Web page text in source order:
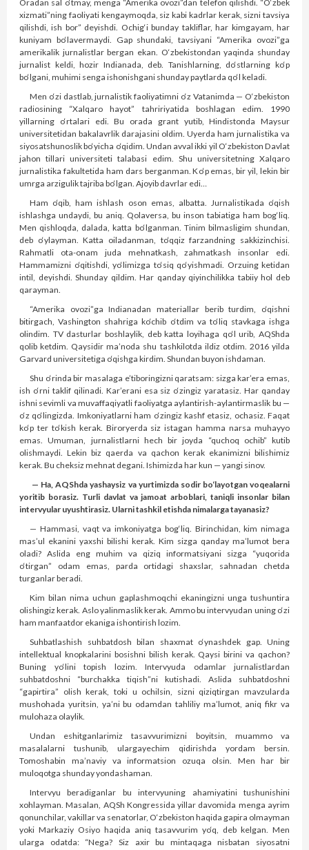
Oradan sal o‘tmay, menga “Amerika ovozi”dan telefon qilishdi. “O‘zbek
xizmati”ning fao­liyati kengaymoqda, siz kabi kadrlar kerak, sizni tavsiya
qilishdi, ish bor” deyishdi. Ochig‘i bunday takliflar, har kimgayam, har
kuniyam bo‘lavermaydi. Gap shundaki, tavsiyani “Amerika ovozi”ga
amerikalik jurnalistlar bergan ekan. O‘zbekistondan yaqinda shunday
jurnalist keldi, hozir Indianada, deb. Tanishlarning, do‘stlarning ko‘p
bo‘lgani, muhimi senga ishonishgani shunday paytlarda qo‘l keladi.
Men o‘zi dastlab, jurnalistik fao­liyatimni o‘z Vatanimda — O‘zbekis­ton
radiosining “Xalqaro hayot” tahririyatida boshlagan edim. 1990
yillarning o‘rtalari edi. Bu orada grant yutib, Hindistonda Maysur
universitetidan bakalavrlik darajasini oldim. Uyerda ham jurnalistika va
siyosatshunoslik bo‘yicha o‘qidim. Undan avval ikki yil O‘zbekiston Davlat
jahon tillari universiteti talabasi edim. Shu universitetning Xalqaro
jurnalistika fakultetida ham dars berganman. Ko‘p emas, bir yil, lekin bir
umrga arzigulik tajriba bo‘lgan. Ajoyib davrlar edi…
Ham o‘qib, ham ishlash oson emas, albatta. Jurnalistikada o‘qish
ishlashga undaydi, bu aniq. Qolaversa, bu inson tabiatiga ham bog‘liq.
Men qishloqda, dalada, katta bo‘lganman. Tinim bilmasligim shundan,
deb o‘ylayman. Katta oiladanman, to‘qqiz farzandning sakkizinchisi.
Rahmatli ota-onam juda mehnatkash, zahmatkash insonlar edi.
Hammamizni o‘qitishdi, yo‘limizga to‘siq qo‘yishmadi. Orzuing ketidan
intil, deyishdi. Shunday qildim. Har qanday qiyinchilikka tabiiy hol deb
qarayman.
“Amerika ovozi”ga Indianadan materiallar berib turdim, o‘qishni
bitirgach, Vashington shahriga ko‘chib o‘tdim va to‘liq stavkaga ishga
olindim. TV dasturlar boshlaylik, deb katta loyihaga qo‘l urib, AQShda
qolib ketdim. Qaysidir ma’noda shu tashkilotda ildiz otdim. 2016 yilda
Garvard universitetiga o‘qishga kirdim. Shundan buyon ishdaman.
Shu o‘rinda bir masalaga e’tiboringizni qaratsam: sizga kar’era emas,
ish o‘rni taklif qilinadi. Kar’erani esa siz o‘zingiz yaratasiz. Har qanday
ishni sevimli va muvaffaqiyatli faoliyatga aylantirish-aylantirmaslik bu —
o‘z qo‘lingizda. Imkoniyatlarni ham o‘zingiz kashf etasiz, ochasiz. Faqat
ko‘p ter to‘kish kerak. Biroryerda siz istagan hamma narsa muhayyo
emas. Umuman, jurnalistlarni hech bir joyda “quchoq ochib” kutib
olishmaydi. Lekin biz qaerda va qachon kerak ekanimizni bilishimiz
kerak. Bu cheksiz mehnat degani. Ishimizda har kun — yangi sinov.
— Ha, AQShda yashaysiz va yurtimizda sodir bo‘layotgan voqealarni
yoritib borasiz. Turli davlat va jamoat arboblari, taniqli insonlar bilan
intervyular uyushtirasiz. Ularni tashkil etishda nimalarga tayanasiz?
— Hammasi, vaqt va imkoniyatga bog‘liq. Birinchidan, kim nimaga
mas’ul ekanini yaxshi bilishi kerak. Kim sizga qanday ma’lumot bera
oladi? Aslida eng muhim va qiziq informatsiyani sizga “yuqorida
o‘tirgan” odam emas, parda ortidagi shaxs­lar, sahnadan chetda
turganlar beradi.
Kim bilan nima uchun gaplashmoqchi ekaningizni unga tushuntira
olishingiz kerak. Aslo yalinmaslik kerak. Ammo bu intervyudan uning o‘zi
ham manfaatdor ekaniga ishontirish lozim.
Suhbatlashish suhbatdosh bilan shaxmat o‘ynashdek gap. Uning
intellektual knopkalarini bosishni bilish kerak. Qaysi birini va qachon?
Buning yo‘lini topish lozim. Intervyuda odamlar jurnalistlardan
suhbatdoshni “burchakka tiqish”ni kutishadi. Aslida suhbatdoshni
“gapirtira” olish kerak, toki u ochilsin, sizni qiziqtirgan mavzularda
mushohada yuritsin, ya’ni bu odamdan tahliliy ma’lumot, aniq fikr va
mulohaza olaylik.
Undan eshitganlarimiz tasavvurimizni boyitsin, muammo va
masalalarni tushunib, ulargayechim qidirishda yordam bersin.
Tomoshabin ma’naviy va informatsion ozuqa olsin. Men har bir
muloqotga shunday yondashaman.
Intervyu beradiganlar bu intervyuning ahamiyatini tushunishini
xohlayman. Masalan, AQSh Kongressida yillar davomida menga ayrim
qonunchilar, vakillar va senatorlar, O‘zbekiston haqida gapira olmayman
yoki Markaziy Osiyo haqida aniq tasavvurim yo‘q, deb kelgan. Men
ularga odatda: “Nega? Siz axir bu mintaqaga nisbatan siyosatni